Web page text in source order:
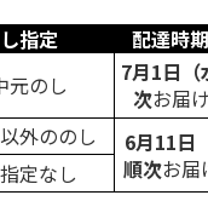
指定
配達時
元のし
7月1日（
次お届
外ののし
6月11日
順次お届
定なし